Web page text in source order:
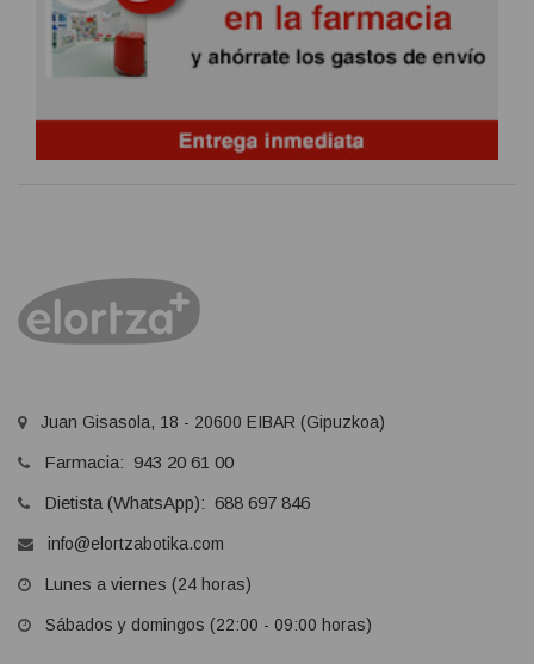
Juan Gisasola, 18 - 20600 EIBAR (Gipuzkoa)
Farmacia: 943 20 61 00
Dietista (WhatsApp): 688 697 846
info@elortzabotika.com
Lunes a viernes (24 horas)
Sábados y domingos (22:00 - 09:00 horas)